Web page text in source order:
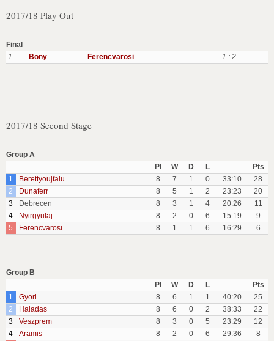
2017/18 Play Out
Final
1
Bony Ferencvarosi 1 : 2
2017/18 Second Stage
Group A
Pl
W D L
Pts
1
Berettyoujfalu 8 7 1 0 33:10
28
2
Dunaferr 8 5 1 2 23:23
20
3
Debrecen 8 3 1 4 20:26
11
4
Nyirgyulaj 8 2 0 6 15:19
9
5
Ferencvarosi 8 1 1 6 16:29 6
Group B
Pl
W D L
Pts
1
Gyori 8 6 1 1 40:20
25
2
Haladas 8 6 0 2 38:33
22
3
Veszprem 8 3 0 5 23:29
12
4
Aramis 8 2 0 6 29:36
8